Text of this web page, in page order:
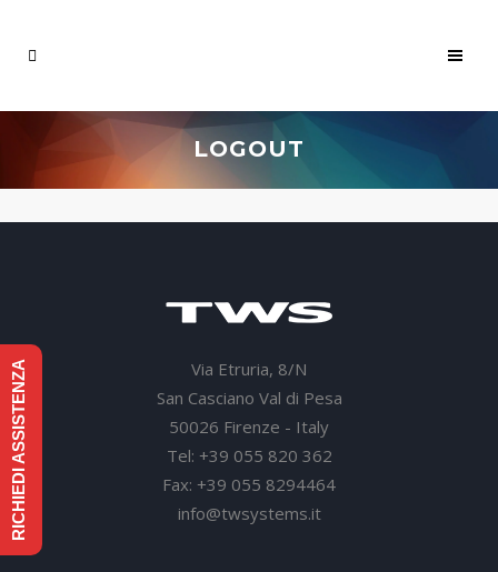
LOGOUT
Via Etruria, 8/N
San Casciano Val di Pesa
50026 Firenze - Italy
Tel: +39 055 820 362
Fax: +39 055 8294464
info@twsystems.it
RICHIEDI ASSISTENZA